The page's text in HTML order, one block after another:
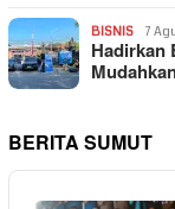
BISNIS 7
Hadirkan
BERITA SUMUT